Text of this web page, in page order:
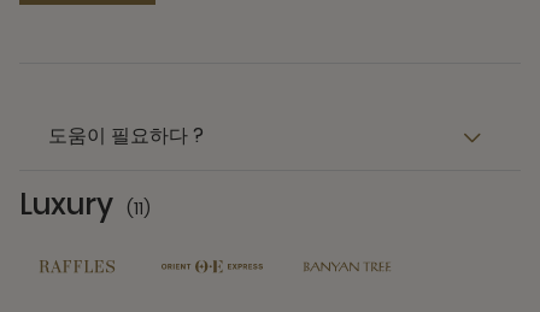
도움이 필요하다 ?
Luxury (11)